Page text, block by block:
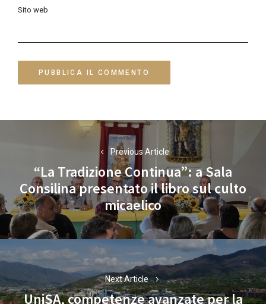
Sito web
Previous Article
Previous
post:
“La Tradizione Continua”: a Sala
Consilina presentato il libro sul culto
micaelico
Next Article
UniSA, competenze avanzate per la